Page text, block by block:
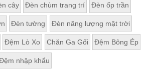
cây Đèn chùm trang trí Đèn ốp trần
Đèn tường Đèn năng lượng mặt trời
Đệm Lò Xo Chăn Ga Gối Đệm Bông Ép
nhập khẩu